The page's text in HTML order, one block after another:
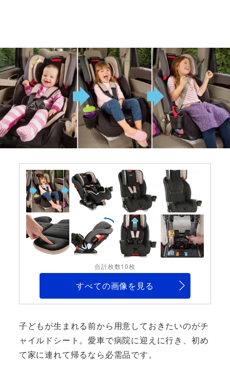
合計枚数10枚
すべての画像を見る
子どもが生まれる前から用意しておきたいのがチ
ャイルドシート。愛車で病院に迎えに行き、初め
て家に連れて帰るなら必需品です。